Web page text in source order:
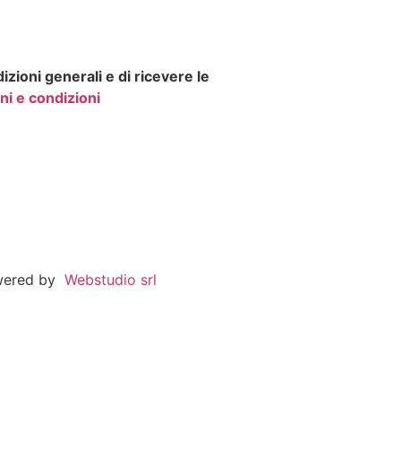
generali e di ricevere le
e condizioni
by Webstudio srl